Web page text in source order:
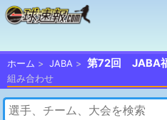
ホーム JABA 第72回 JABA
組み合わせ